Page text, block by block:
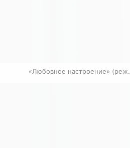
«Любовное настроение»